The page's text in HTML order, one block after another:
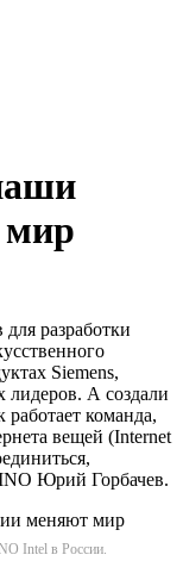
мир
разработки
Siemens,
лидеров. А создали
работает команда,
вещей (Internet
Юрий Горбачев.
Intel в России.